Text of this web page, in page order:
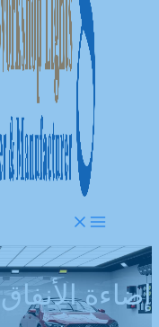
إضاءة الأنفاق